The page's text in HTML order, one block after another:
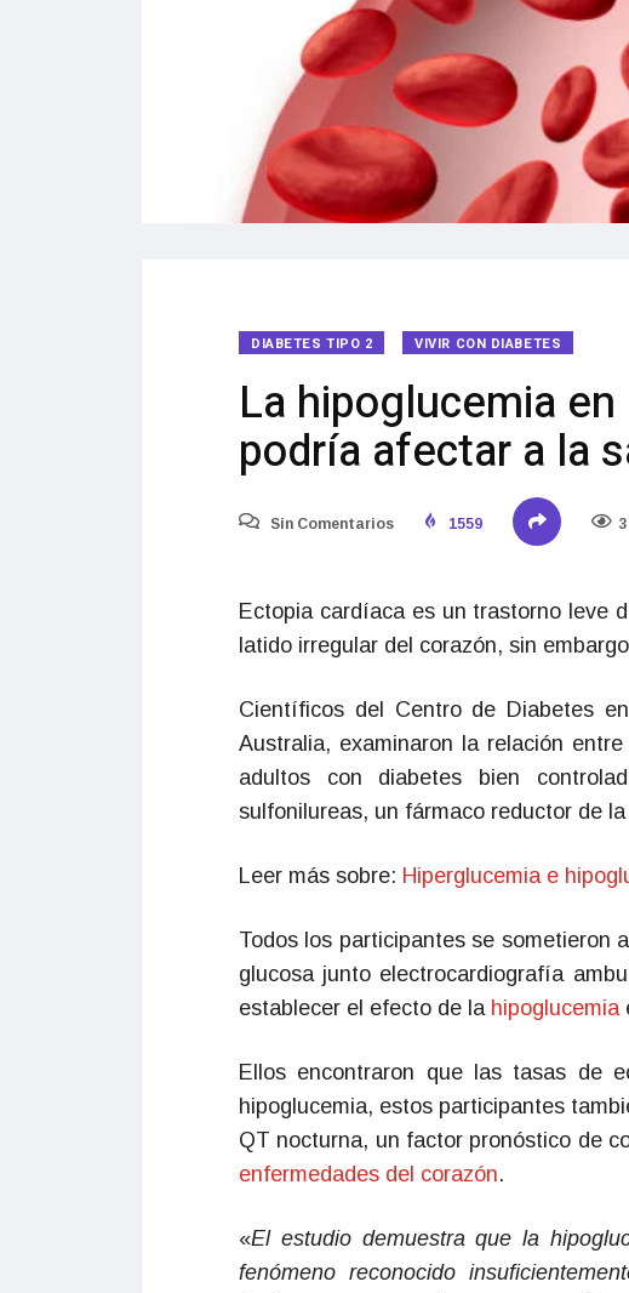
DIABETES TIPO 2 VIVIR CON DIABETES
La hipoglucemia
podría afectar a la
Sin Comentarios 1559
Ectopia cardíaca es un trastorno leve
latido irregular del corazón, sin
Científicos del Centro de Diabetes
Australia, examinaron la relación
adultos con diabetes bien
sulfonilureas, un fármaco reductor de
Leer más sobre: Hiperglucemia e
Todos los participantes se sometieron
glucosa junto electrocardiografía
establecer el efecto de la hipoglucemia
Ellos encontraron que las tasas de
hipoglucemia, estos participantes
QT nocturna, un factor pronóstico de
enfermedades del corazón.
«El estudio demuestra que la
fenómeno reconocido